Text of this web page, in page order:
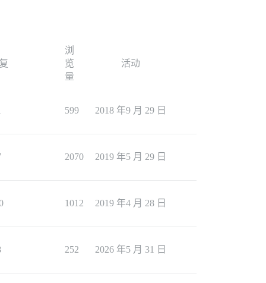
浏
览
量
活动
599 2018 年9 月 29 日
2070 2019 年5 月 29 日
1012 2019 年4 月 28 日
252 2026 年5 月 31 日